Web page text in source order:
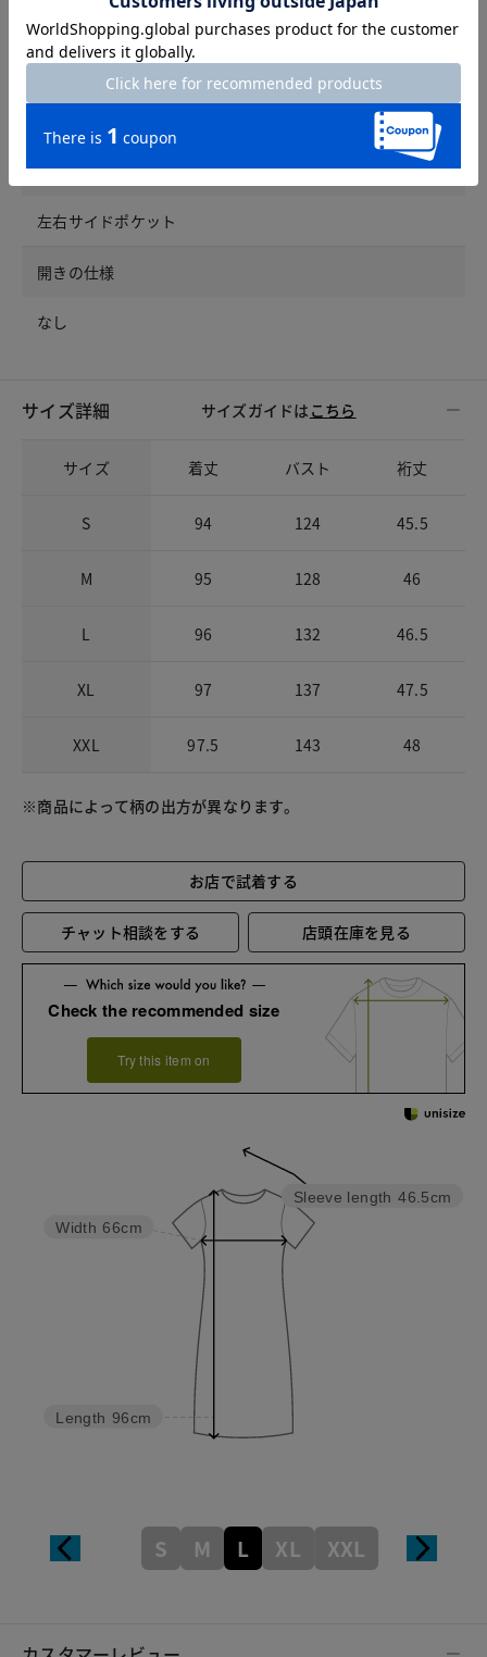
アイテム詳細
裏地
ポケット
左右サイドポケット
開きの仕様
なし
サイズ詳細 サイズガイドは こちら
サイズ 着丈 バスト 裄丈
S 94 124 45.5
M 95 128 46
L 96 132 46.5
XL 97 137 47.5
XXL 97.5 143 48
※商品によって柄の出方が異なります。
お店で試着する
チャット相談をする 店頭在庫を見る
Check the recommended size
Try this item on
Sleeve length 46.5cm
Length 96cm
Width 66cm
S M L XL XXL